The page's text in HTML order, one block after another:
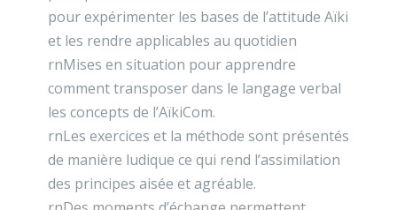
pour expérimenter les bases de l’attitude Aïki
et les rendre applicables au quotidien
rnMises en situation pour apprendre
comment transposer dans le langage verbal
les concepts de l’AïkiCom.
rnLes exercices et la méthode sont présentés
de manière ludique ce qui rend l’assimilation
des principes aisée et agréable.